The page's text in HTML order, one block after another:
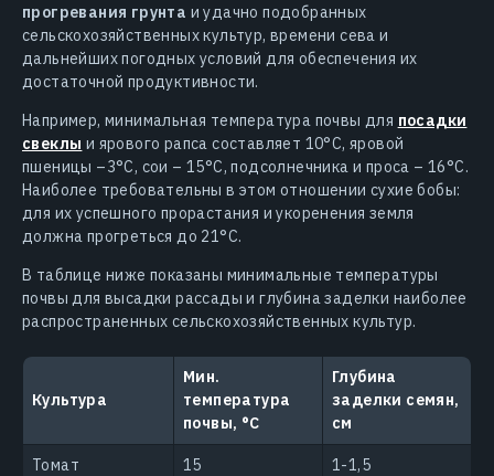
прогревания грунта и удачно подобранных
сельскохозяйственных культур, времени сева и
дальнейших погодных условий для обеспечения их
достаточной продуктивности.
Например, минимальная температура почвы для посадки
свеклы и ярового рапса составляет 10°C, яровой
пшеницы –3°C, сои – 15°C, подсолнечника и проса – 16°C.
Наиболее требовательны в этом отношении сухие бобы:
для их успешного прорастания и укоренения земля
должна прогреться до 21°C.
В таблице ниже показаны минимальные температуры
почвы для высадки рассады и глубина заделки наиболее
распространенных сельскохозяйственных культур.
Культура
Мин.
температура
почвы, °С
Глубина
заделки семян,
см
Томат 15 1-1,5